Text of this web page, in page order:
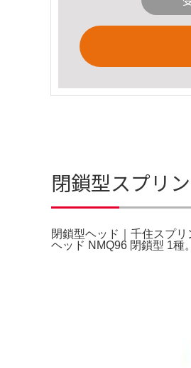
閉鎖型スプリ
閉鎖型ヘッド｜千住スプ
ヘッド NMQ96 閉鎖型 1種